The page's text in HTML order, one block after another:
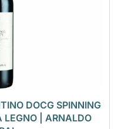
DOCG SPINNING
| ARNALDO